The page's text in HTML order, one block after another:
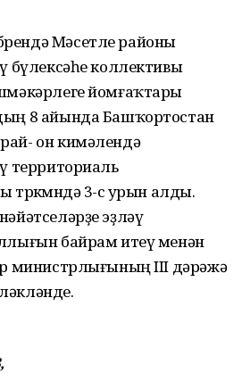
Мәсетле районы
бүлексәһе коллективы
йомғаҡтары
8 айында Башҡортостан
он кимәлендә
территориаль
3-сө урын алды.
эҙләү
байрам итеү менән
министрлығының III дәрәжә